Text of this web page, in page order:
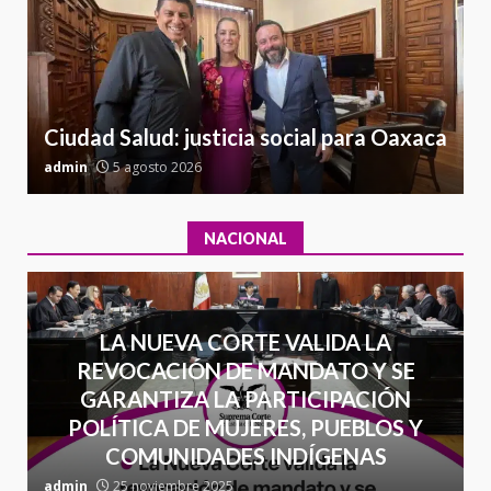
7
Sin paso carretera Oaxaca-
Cuacnopalan
26 junio 2026
Ciudad Salud: justicia social para Oaxaca
admin 5 agosto 2026
NACIONAL
LA NUEVA CORTE VALIDA LA
REVOCACIÓN DE MANDATO Y SE
GARANTIZA LA PARTICIPACIÓN
POLÍTICA DE MUJERES, PUEBLOS Y
COMUNIDADES INDÍGENAS
admin 25 noviembre 2025